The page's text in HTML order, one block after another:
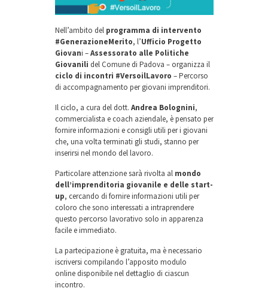
Nell’ambito del programma di intervento
#GenerazioneMerito, l’Ufficio Progetto
Giovani –Assessorato alle Politiche
Giovanili del Comune di Padova – organizza il
ciclo di incontri #VersoilLavoro – Percorso
di accompagnamento per giovani imprenditori.
Il ciclo, a cura del dott. Andrea Bolognini,
commercialista e coach aziendale, è pensato per
fornire informazioni e consigli utili per i giovani
che, una volta terminati gli studi, stanno per
inserirsi nel mondo del lavoro.
Particolare attenzione sarà rivolta al mondo
dell’imprenditoria giovanile e delle start-
up, cercando di fornire informazioni utili per
coloro che sono interessati a intraprendere
questo percorso lavorativo solo in apparenza
facile e immediato.
La partecipazione è gratuita, ma è necessario
iscriversi compilando l’apposito modulo
online disponibile nel dettaglio di ciascun
incontro.